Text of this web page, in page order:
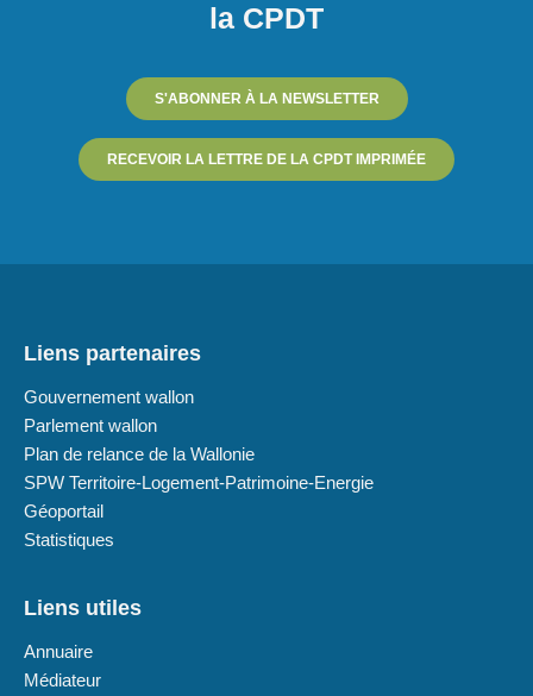
la CPDT
S'ABONNER À LA NEWSLETTER
RECEVOIR LA LETTRE DE LA CPDT IMPRIMÉE
Liens partenaires
Gouvernement wallon
Parlement wallon
Plan de relance de la Wallonie
SPW Territoire-Logement-Patrimoine-Energie
Géoportail
Statistiques
Liens utiles
Annuaire
Médiateur